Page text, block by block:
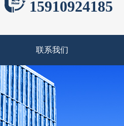
15910924185
联系我们